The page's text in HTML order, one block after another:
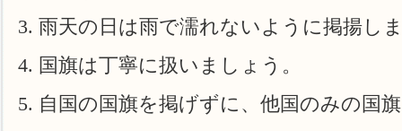
雨天の日は雨で濡れないように掲揚し
国旗は丁寧に扱いましょう。
自国の国旗を掲げずに、他国のみの国